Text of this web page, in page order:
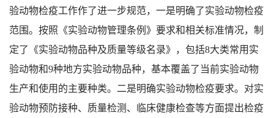
验动物检疫工作作了进一步规范，一是明确了实验动物检疫
范围。按照《实验动物管理条例》要求和相关标准情况，制
定了《实验动物品种及质量等级名录》，包括8大类常用实
验动物和9种地方实验动物品种，基本覆盖了当前实验动物
生产和使用的主要种类。二是明确实验动物检疫要求。对实
验动物预防接种、质量检测、临床健康检查等方面提出检疫